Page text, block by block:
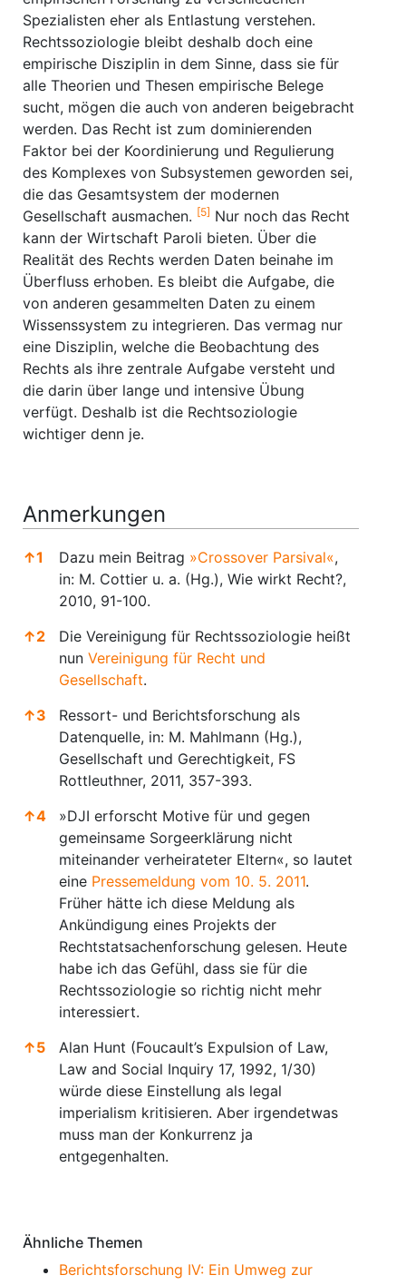
Spezialisten eher als Entlastung verstehen.
Rechtssoziologie bleibt deshalb doch eine
empirische Disziplin in dem Sinne, dass sie für
alle Theorien und Thesen empirische Belege
sucht, mögen die auch von anderen beigebracht
werden. Das Recht ist zum dominierenden
Faktor bei der Koordinierung und Regulierung
des Komplexes von Subsystemen geworden sei,
die das Gesamtsystem der modernen
Gesellschaft ausmachen. [5] Nur noch das Recht
kann der Wirtschaft Paroli bieten. Über die
Realität des Rechts werden Daten beinahe im
Überfluss erhoben. Es bleibt die Aufgabe, die
von anderen gesammelten Daten zu einem
Wissenssystem zu integrieren. Das vermag nur
eine Disziplin, welche die Beobachtung des
Rechts als ihre zentrale Aufgabe versteht und
die darin über lange und intensive Übung
verfügt. Deshalb ist die Rechtsoziologie
wichtiger denn je.
Anmerkungen
↑1 Dazu mein Beitrag »Crossover Parsival«,
in: M. Cottier u. a. (Hg.), Wie wirkt Recht?,
2010, 91-100.
↑2
Die Vereinigung für Rechtssoziologie heißt
nun Vereinigung für Recht und
Gesellschaft.
↑3
Ressort- und Berichtsforschung als
Datenquelle, in: M. Mahlmann (Hg.),
Gesellschaft und Gerechtigkeit, FS
Rottleuthner, 2011, 357-393.
↑4
»DJI erforscht Motive für und gegen
gemeinsame Sorgeerklärung nicht
miteinander verheirateter Eltern«, so lautet
eine Pressemeldung vom 10. 5. 2011.
Früher hätte ich diese Meldung als
Ankündigung eines Projekts der
Rechtstatsachenforschung gelesen. Heute
habe ich das Gefühl, dass sie für die
Rechtssoziologie so richtig nicht mehr
interessiert.
↑5
Alan Hunt (Foucault’s Expulsion of Law,
Law and Social Inquiry 17, 1992, 1/30)
würde diese Einstellung als legal
imperialism kritisieren. Aber irgendetwas
muss man der Konkurrenz ja
entgegenhalten.
Ähnliche Themen
Berichtsforschung IV: Ein Umweg zur